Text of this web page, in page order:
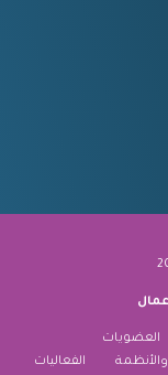
العضويات
والأنظمة الفعاليات